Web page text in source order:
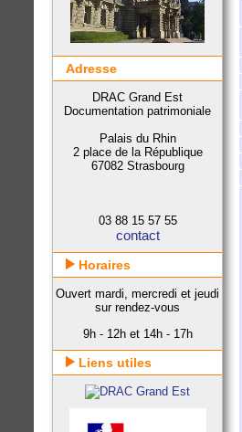
Adresse
DRAC Grand Est
Documentation patrimoniale
Palais du Rhin
2 place de la République
67082 Strasbourg
03 88 15 57 55
contact
Horaires
Ouvert mardi, mercredi et jeudi
sur rendez-vous
9h - 12h et 14h - 17h
Liens utiles